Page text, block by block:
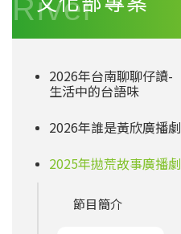
2026年台南聊聊仔讀-
生活中的台語味
2026年誰是黃欣廣播劇
2025年拋荒故事廣播劇
節目簡介